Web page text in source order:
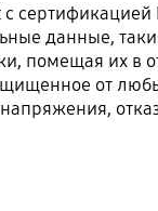
данные,
помещая их в
от